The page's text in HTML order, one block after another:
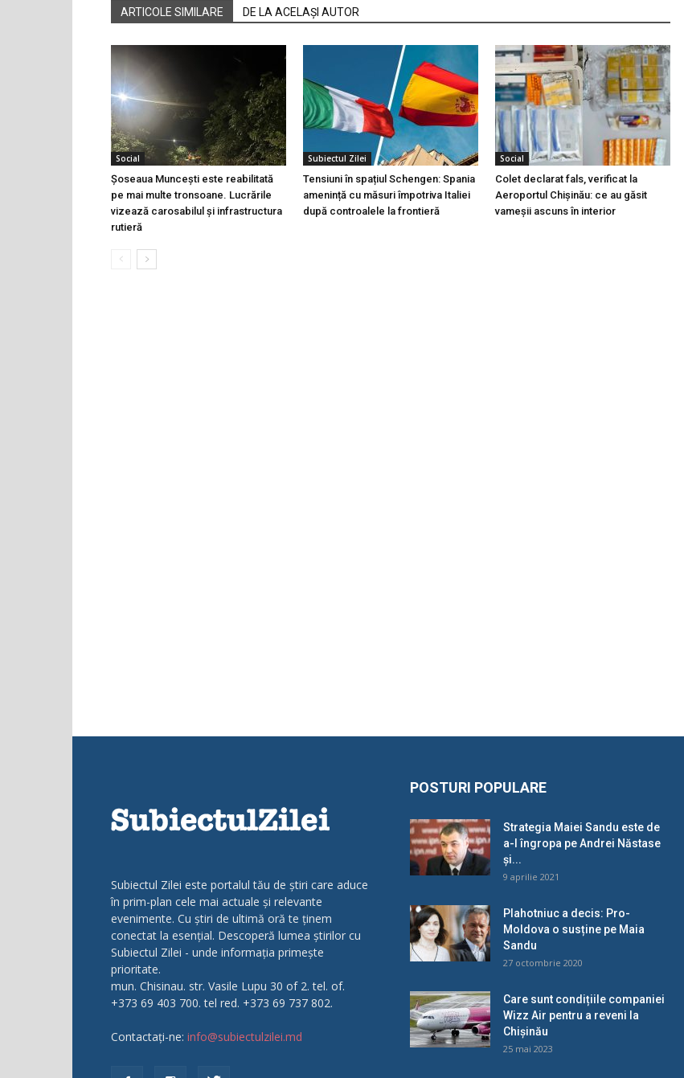
ARTICOLE SIMILARE DE LA ACELAȘI AUTOR
Social
Șoseaua Muncești este reabilitată
pe mai multe tronsoane. Lucrările
vizează carosabilul și infrastructura
rutieră
Subiectul Zilei
Tensiuni în spațiul Schengen: Spania
amenință cu măsuri împotriva Italiei
după controalele la frontieră
Social
Colet declarat fals, verificat la
Aeroportul Chișinău: ce au găsit
vameșii ascuns în interior
Subiectul Zilei este portalul tău de știri care aduce
în prim-plan cele mai actuale și relevante
evenimente. Cu știri de ultimă oră te ținem
conectat la esențial. Descoperă lumea știrilor cu
Subiectul Zilei - unde informația primește
prioritate.
mun. Chisinau. str. Vasile Lupu 30 of 2. tel. of.
+373 69 403 700. tel red. +373 69 737 802.
Contactați-ne: info@subiectulzilei.md
POSTURI POPULARE
Strategia Maiei Sandu este de
a-l îngropa pe Andrei Năstase
și...
9 aprilie 2021
Plahotniuc a decis: Pro-
Moldova o susține pe Maia
Sandu
27 octombrie 2020
Care sunt condițiile companiei
Wizz Air pentru a reveni la
Chișinău
25 mai 2023